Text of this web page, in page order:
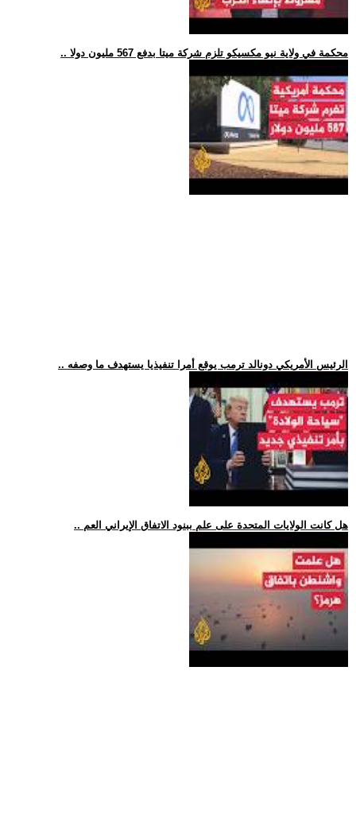
.. محكمة في ولاية نيو مكسيكو تلزم شركة ميتا بدفع 567 مليون دولا
.. الرئيس الأمريكي دونالد ترمب يوقع أمرا تنفيذيا يستهدف ما وصفه
.. هل كانت الولايات المتحدة على علم ببنود الاتفاق الإيراني العم